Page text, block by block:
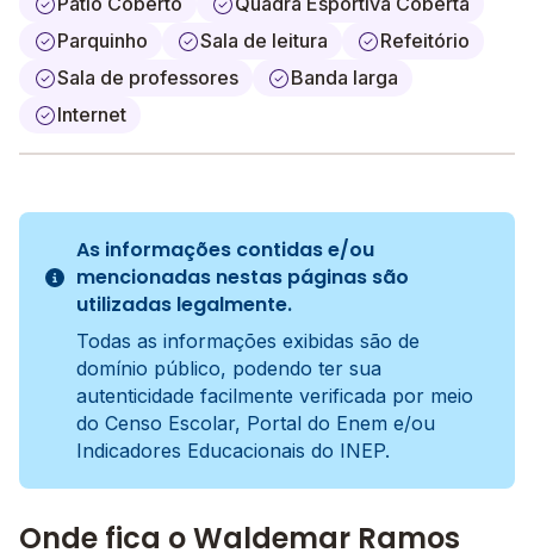
Parquinho
Sala de leitura
Refeitório
Sala de professores
Banda larga
Internet
As informações contidas e/ou
mencionadas nestas páginas são
utilizadas legalmente.
Todas as informações exibidas são de
domínio público, podendo ter sua
autenticidade facilmente verificada por meio
do Censo Escolar, Portal do Enem e/ou
Indicadores Educacionais do INEP.
Onde fica o Waldemar Ramos